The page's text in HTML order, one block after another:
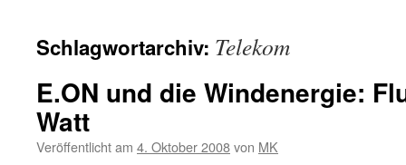
Schlagwortarchiv: Telekom
E.ON und die Windenergie:
Watt
Veröffentlicht am 4. Oktober 2008von MK